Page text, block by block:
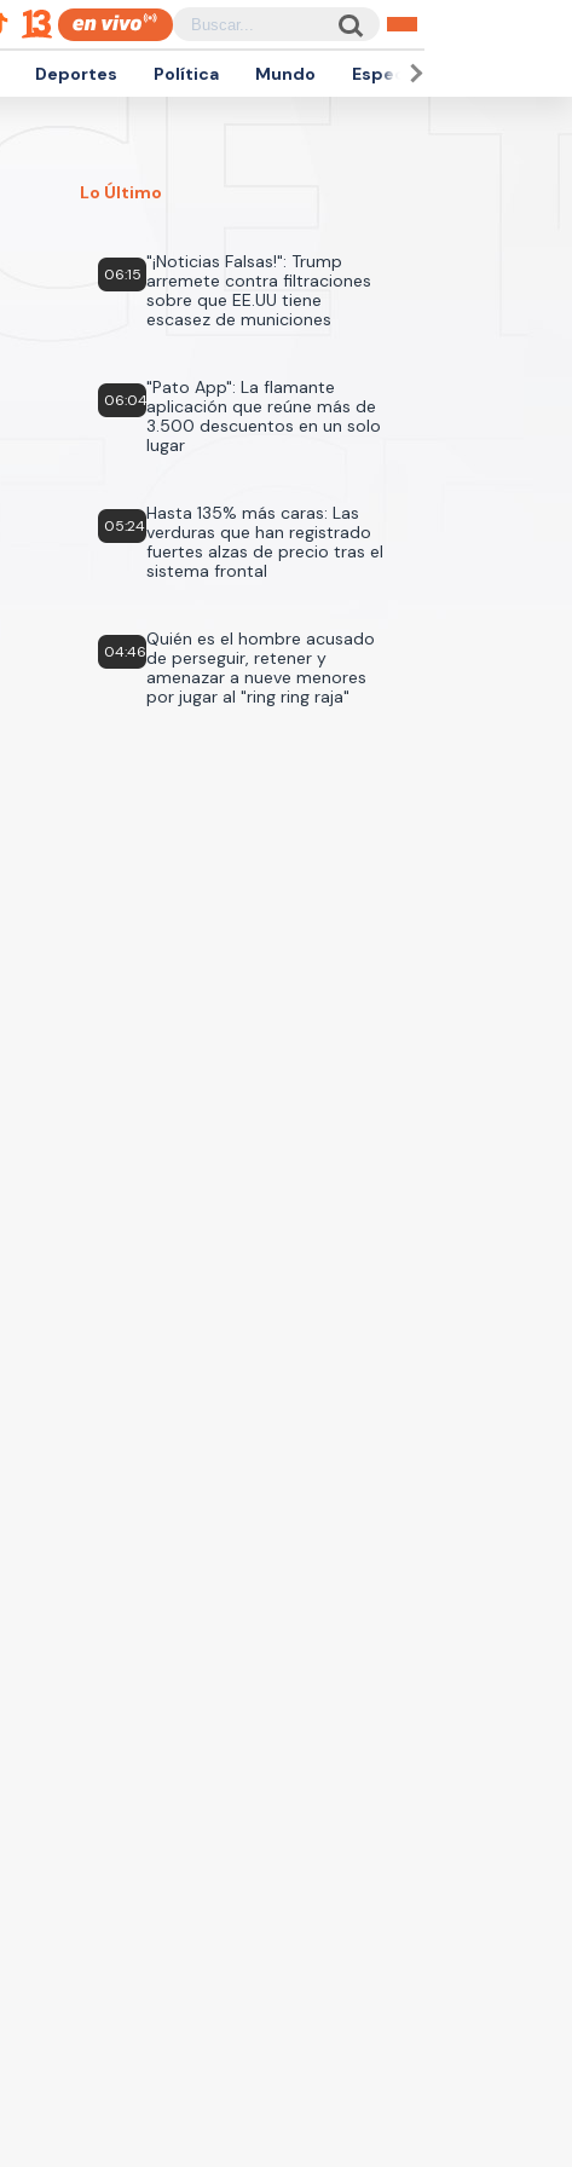
Deportes Política Mundo Espectáculos
Lo Último
06:15
"¡Noticias Falsas!": Trump
arremete contra filtraciones
sobre que EE.UU tiene
escasez de municiones
06:04
"Pato App": La flamante
aplicación que reúne más de
3.500 descuentos en un solo
lugar
05:24
Hasta 135% más caras: Las
verduras que han registrado
fuertes alzas de precio tras el
sistema frontal
04:46
Quién es el hombre acusado
de perseguir, retener y
amenazar a nueve menores
por jugar al "ring ring raja"